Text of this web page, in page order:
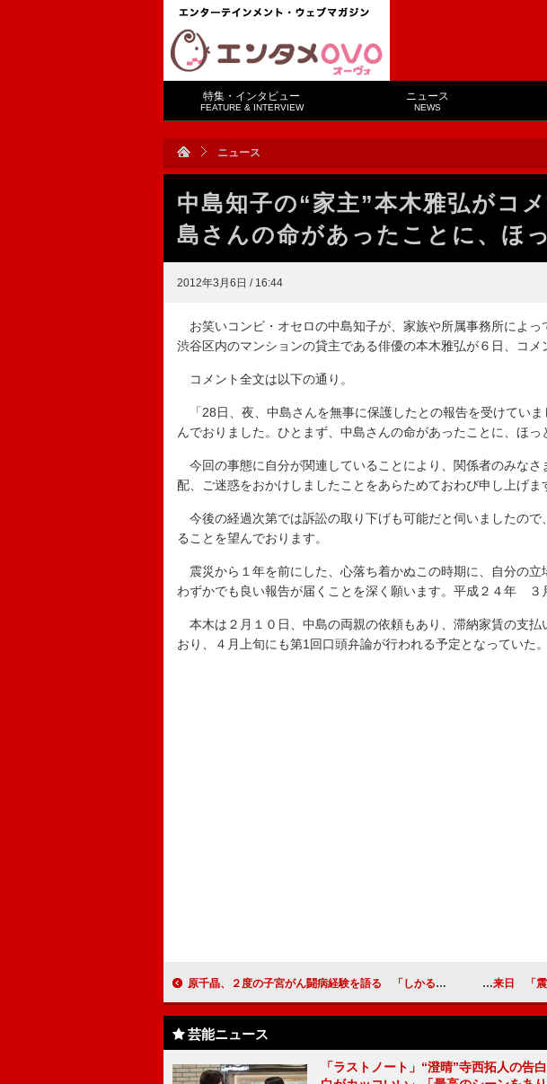
特集・インタビュー
FEATURE & INTERVIEW
ニュース
NEWS
ニュース
中島知子の“家主”本木雅弘がコ
島さんの命があったことに、ほ
2012年3月6日 / 16:44
お笑いコンビ・オセロの中島知子が、家族や所属事務所によっ
渋谷区内のマンションの貸主である俳優の本木雅弘が６日、コメ
コメント全文は以下の通り。
「28日、夜、中島さんを無事に保護したとの報告を受けてい
んでおりました。ひとまず、中島さんの命があったことに、ほっ
今回の事態に自分が関連していることにより、関係者のみなさ
配、ご迷惑をおかけしましたことをあらためておわび申し上げま
今後の経過次第では訴訟の取り下げも可能だと伺いましたので
ることを望んでおります。
震災から１年を前にした、心落ち着かぬこの時期に、自分の立
わずかでも良い報告が届くことを深く願います。平成２４年 ３
本木は２月１０日、中島の両親の依頼もあり、滞納家賃の支払
おり、４月上旬にも第1回口頭弁論が行われる予定となっていた。
原千晶、２度の子宮がん闘病経験を語る 「しかるべき年齢にきちんと検診を受けて」 アカデミー賞受賞
芸能ニュース
「ラストノート」“澄晴”寺西拓人の告